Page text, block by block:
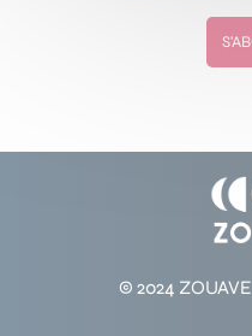
© 2024 ZOUAVE